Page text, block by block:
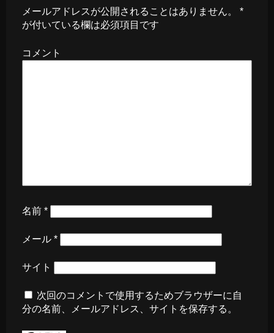
メールアドレスが公開されることはありません。
*
が付いている欄は必須項目です
コメント
名前 *
メール *
サイト
次回のコメントで使用するためブラウザーに自
分の名前、メールアドレス、サイトを保存する。